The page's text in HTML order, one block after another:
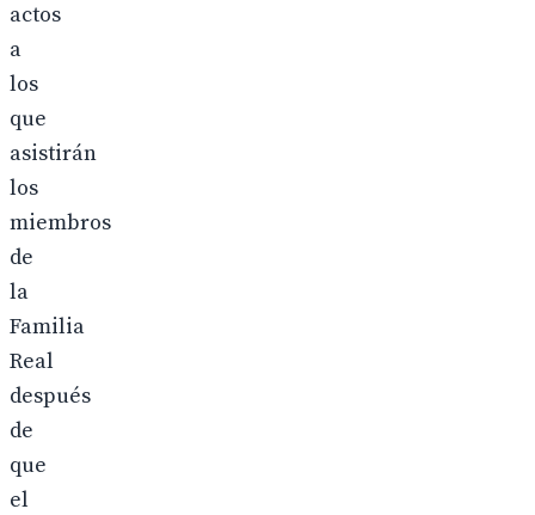
actos
a
los
que
asistirán
los
miembros
de
la
Familia
Real
después
de
que
el